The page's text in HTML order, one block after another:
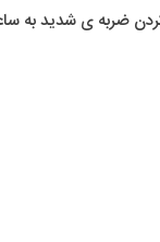
ضربه ی شدید به